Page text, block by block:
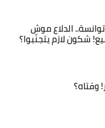
توانسة.. الدلاع موش
شكون لازم يتجنّبوا؟
وقتاه؟